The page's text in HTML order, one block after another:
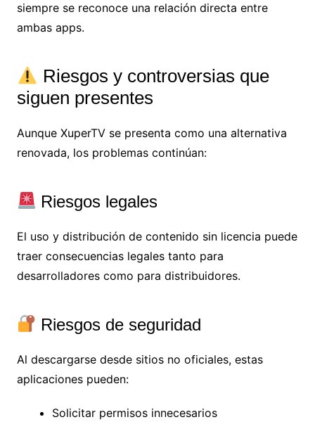
siempre se reconoce una relación directa entre
ambas apps.
Riesgos y controversias que
siguen presentes
Aunque XuperTV se presenta como una alternativa
renovada, los problemas continúan:
Riesgos legales
El uso y distribución de contenido sin licencia puede
traer consecuencias legales tanto para
desarrolladores como para distribuidores.
Riesgos de seguridad
Al descargarse desde sitios no oficiales, estas
aplicaciones pueden:
Solicitar permisos innecesarios